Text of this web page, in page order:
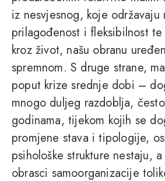
iz nesvjesnog, koje održavaju
prilagođenost i fleksibilnost
kroz život, našu obranu
spremnom. S druge strane,
poput krize srednje dobi –
mnogo duljeg razdoblja,
godinama, tijekom kojih se
promjene stava i tipologije,
psihološke strukture nestaju,
obrasci samoorganizacije